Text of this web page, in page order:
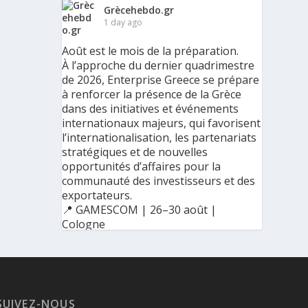
Grècehebdo.gr
1 day ago
Août est le mois de la préparation.
À l’approche du dernier quadrimestre
de 2026, Enterprise Greece se prépare
à renforcer la présence de la Grèce
dans des initiatives et événements
internationaux majeurs, qui favorisent
l’internationalisation, les partenariats
stratégiques et de nouvelles
opportunités d’affaires pour la
communauté des investisseurs et des
exportateurs.
📍 GAMESCOM | 26–30 août |
Cologne
NOUS